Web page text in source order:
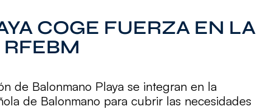
COGE FUERZA EN LA
de Balonmano Playa se integran en la
de Balonmano para cubrir las necesidades